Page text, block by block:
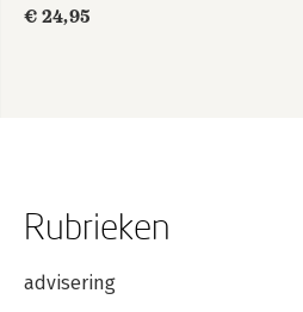
€ 24,95
Rubrieken
advisering